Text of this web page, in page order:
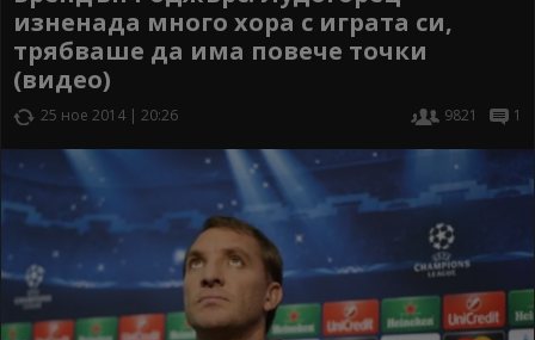
изненада много хора с играта си,
трябваше да има повече точки
(видео)
25 ное 2014 | 20:26 9821 1